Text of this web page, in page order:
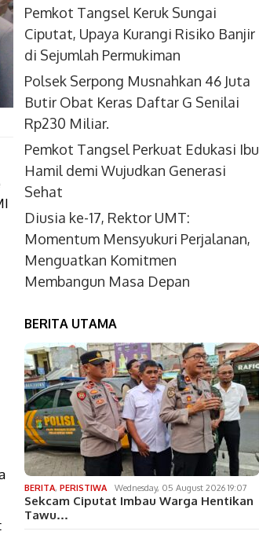
Pemkot Tangsel Keruk Sungai
Ciputat, Upaya Kurangi Risiko Banjir
di Sejumlah Permukiman
Polsek Serpong Musnahkan 46 Juta
Butir Obat Keras Daftar G Senilai
Rp230 Miliar.
Pemkot Tangsel Perkuat Edukasi Ibu
Hamil demi Wujudkan Generasi
Sehat
Diusia ke-17, Rektor UMT:
Momentum Mensyukuri Perjalanan,
Menguatkan Komitmen
Membangun Masa Depan
BERITA UTAMA
BERITA,PERISTIWA Wednesday, 05 August 2026 19:07
Sekcam Ciputat Imbau Warga Hentikan
Tawu…